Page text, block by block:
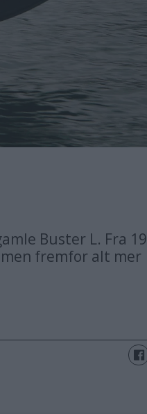
Buster L. Fra
fremfor alt mer